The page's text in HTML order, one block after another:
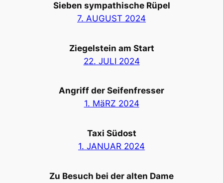
Sieben sympathische Rüpel
7. AUGUST 2024
Ziegelstein am Start
22. JULI 2024
Angriff der Seifenfresser
1. MäRZ 2024
Taxi Südost
1. JANUAR 2024
Zu Besuch bei der alten Dame